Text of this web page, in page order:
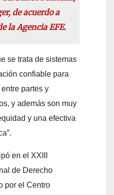
de acuerdo a
la Agencia EFE.
se trata de sistemas
confiable para
partes y
y además son muy
y una efectiva
en el XXIII
de Derecho
por el Centro